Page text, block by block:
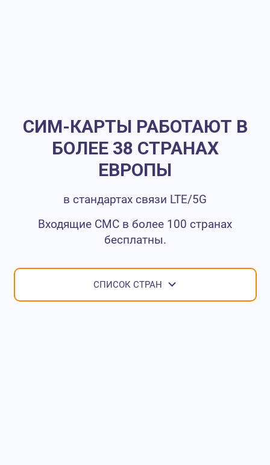
СИМ-КАРТЫ РАБОТАЮТ В
БОЛЕЕ 38 СТРАНАХ
ЕВРОПЫ
в стандартах связи LTE/5G
Входящие СМС в более 100 странах
бесплатны.
СПИСОК СТРАН